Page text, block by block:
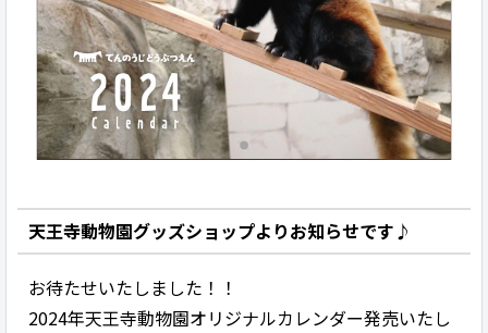
天王寺動物園グッズショップよりお知らせです♪
お待たせいたしました！！
2024年天王寺動物園オリジナルカレンダー発売いたし